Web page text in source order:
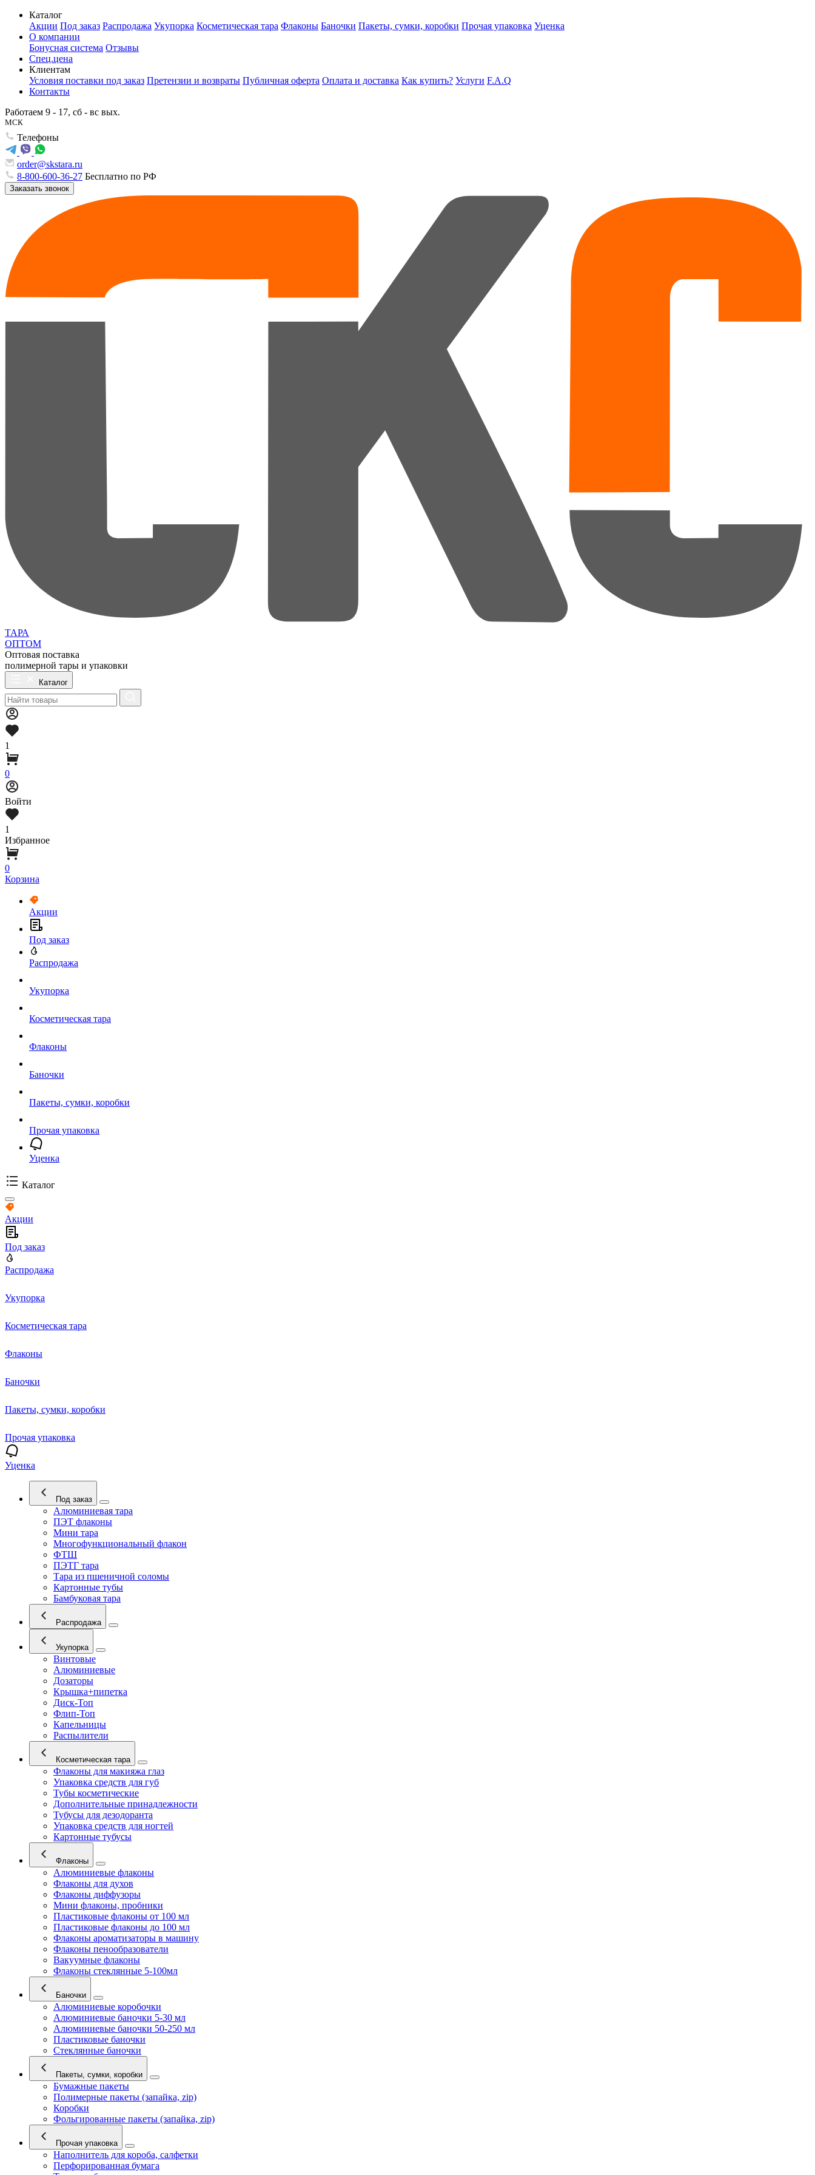
Каталог
Акции Под заказ Распродажа Укупорка Косметическая тара Флаконы Баночки Пакеты, сумки, коробки Прочая упаковка Уценка
О компании
Бонусная система Отзывы
Спец.цена
Клиентам
Условия поставки под заказ Претензии и возвраты Публичная оферта Оплата и доставка Как купить? Услуги F.A.Q
Контакты
Работаем 9 - 17, сб - вс вых.
МСК
Телефоны
order@skstara.ru
8-800-600-36-27 Бесплатно по РФ
Заказать звонок
ТАРА
ОПТОМ
Оптовая поставка
полимерной тары и упаковки
Каталог
1
0
Войти
1
Избранное
0
Корзина
Акции
Под заказ
Распродажа
Укупорка
Косметическая тара
Флаконы
Баночки
Пакеты, сумки, коробки
Прочая упаковка
Уценка
Каталог
Акции
Под заказ
Распродажа
Укупорка
Косметическая тара
Флаконы
Баночки
Пакеты, сумки, коробки
Прочая упаковка
Уценка
Под заказ
Алюминиевая тара
ПЭТ флаконы
Мини тара
Многофункциональный флакон
ФТШ
ПЭТГ тара
Тара из пшеничной соломы
Картонные тубы
Бамбуковая тара
Распродажа
Укупорка
Винтовые
Алюминиевые
Дозаторы
Крышка+пипетка
Диск-Топ
Флип-Топ
Капельницы
Распылители
Косметическая тара
Флаконы для макияжа глаз
Упаковка средств для губ
Тубы косметические
Дополнительные принадлежности
Тубусы для дезодоранта
Упаковка средств для ногтей
Картонные тубусы
Флаконы
Алюминиевые флаконы
Флаконы для духов
Флаконы диффузоры
Мини флаконы, пробники
Пластиковые флаконы от 100 мл
Пластиковые флаконы до 100 мл
Флаконы ароматизаторы в машину
Флаконы пенообразователи
Вакуумные флаконы
Флаконы стеклянные 5-100мл
Баночки
Алюминиевые коробочки
Алюминиевые баночки 5-30 мл
Алюминиевые баночки 50-250 мл
Пластиковые баночки
Стеклянные баночки
Пакеты, сумки, коробки
Бумажные пакеты
Полимерные пакеты (запайка, zip)
Коробки
Фольгированные пакеты (запайка, zip)
Прочая упаковка
Наполнитель для короба, салфетки
Перфорированная бумага